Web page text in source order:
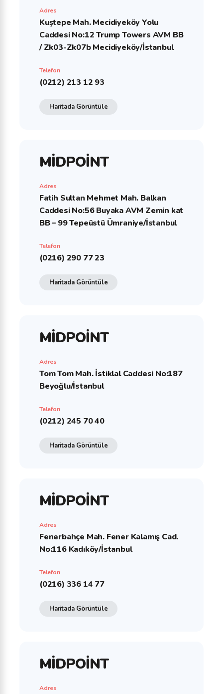
Adres
Kuştepe Mah. Mecidiyeköy Yolu
Caddesi No:12 Trump Towers AVM BB
/ Zk03-Zk07b Mecidiyeköy/İstanbul
Telefon
(0212) 213 12 93
Haritada Görüntüle
MİDPOİNT
Adres
Fatih Sultan Mehmet Mah. Balkan
Caddesi No:56 Buyaka AVM Zemin kat
BB – 99 Tepeüstü Ümraniye/İstanbul
Telefon
(0216) 290 77 23
Haritada Görüntüle
MİDPOİNT
Adres
Tom Tom Mah. İstiklal Caddesi No:187
Beyoğlu/İstanbul
Telefon
(0212) 245 70 40
Haritada Görüntüle
MİDPOİNT
Adres
Fenerbahçe Mah. Fener Kalamış Cad.
No:116 Kadıköy/İstanbul
Telefon
(0216) 336 14 77
Haritada Görüntüle
MİDPOİNT
Adres